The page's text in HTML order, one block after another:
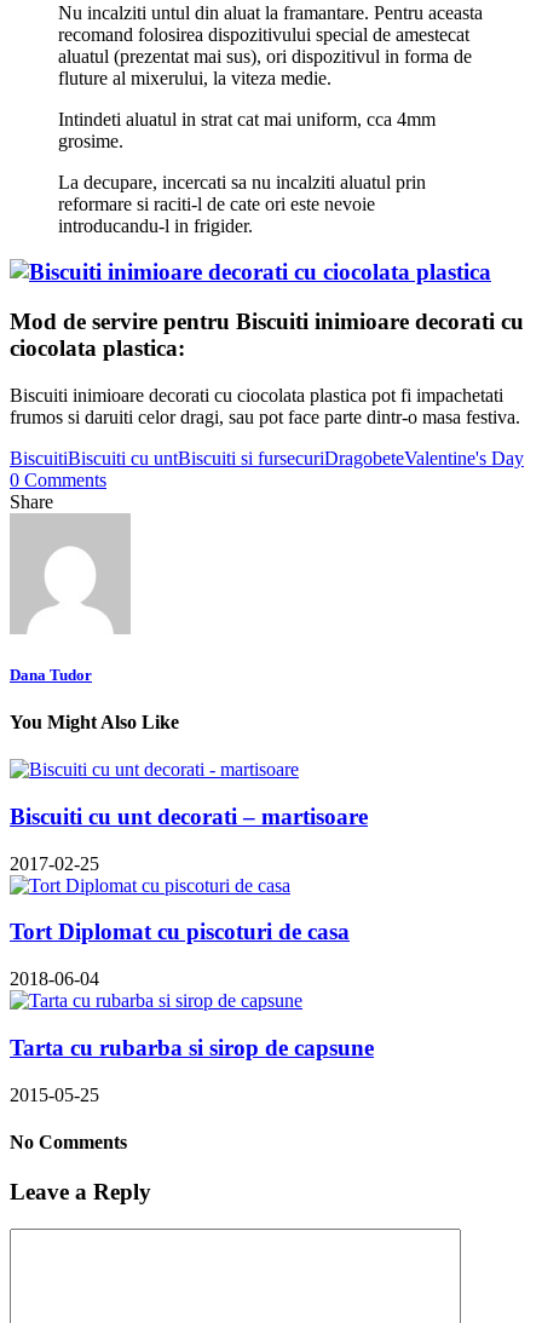
Nu incalziti untul din aluat la framantare. Pentru aceasta
recomand folosirea dispozitivului special de amestecat
aluatul (prezentat mai sus), ori dispozitivul in forma de
fluture al mixerului, la viteza medie.
Intindeti aluatul in strat cat mai uniform, cca 4mm
grosime.
La decupare, incercati sa nu incalziti aluatul prin
reformare si raciti-l de cate ori este nevoie
introducandu-l in frigider.
Mod de servire pentru Biscuiti inimioare decorati cu
ciocolata plastica:
Biscuiti inimioare decorati cu ciocolata plastica pot fi impachetati
frumos si daruiti celor dragi, sau pot face parte dintr-o masa festiva.
BiscuitiBiscuiti cu untBiscuiti si fursecuriDragobeteValentine's Day
0 Comments
Share
Dana Tudor
You Might Also Like
Biscuiti cu unt decorati – martisoare
2017-02-25
Tort Diplomat cu piscoturi de casa
2018-06-04
Tarta cu rubarba si sirop de capsune
2015-05-25
No Comments
Leave a Reply